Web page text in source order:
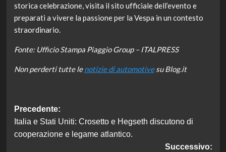
storica celebrazione, visita il sito ufficiale dell’evento e
preparati a vivere la passione per la Vespa in un contesto
straordinario.
Fonte: Ufficio Stampa Piaggio Group – ITALPRESS
Non perderti tutte lenotizie di automotivesu Blog.it
Navigazione
articolo
Precedente:
Italia e Stati Uniti: Crosetto e Hegseth discutono di
cooperazione e legame atlantico.
Successivo: